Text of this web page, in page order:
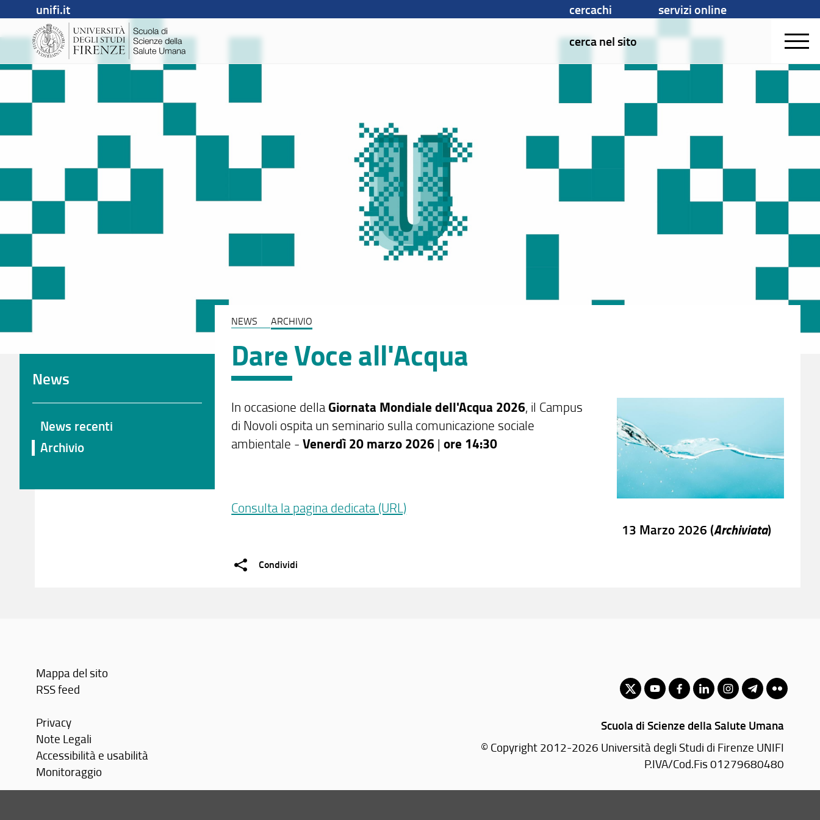
unifi.it cercachi
servizi online
cerca nel sito
NEWS ARCHIVIO
Dare Voce all'Acqua
In occasione dellaGiornata Mondiale dell'Acqua 2026, il Campus
di Novoli ospita un seminario sulla comunicazione sociale
ambientale -Venerdì 20 marzo 2026 |ore 14:30
Consulta la pagina dedicata (URL)
13 Marzo 2026 (Archiviata)
Condividi
News
News recenti
Archivio
Mappa del sito
RSS feed
Privacy
Note Legali
Accessibilità e usabilità
Monitoraggio
Scuola di Scienze della Salute Umana
© Copyright 2012-2026 Università degli Studi di Firenze UNIFI
P.IVA/Cod.Fis 01279680480